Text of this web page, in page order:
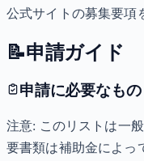
公式サイトの募集要項
📝申請ガイド
申請に必要なもの
注意: このリストは一
要書類は補助金によっ